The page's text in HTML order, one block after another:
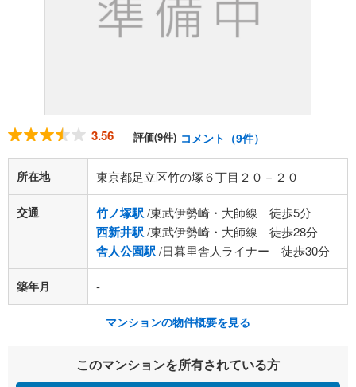
3.56 評価(9件) コメント（9件）
所在地 東京都足立区竹の塚６丁目２０－２０
交通 竹ノ塚駅/東武伊勢崎・大師線 徒歩5分
西新井駅/東武伊勢崎・大師線 徒歩28分
舎人公園駅/日暮里舎人ライナー 徒歩30分
築年月 -
マンションの物件概要を見る
このマンションを所有されている方